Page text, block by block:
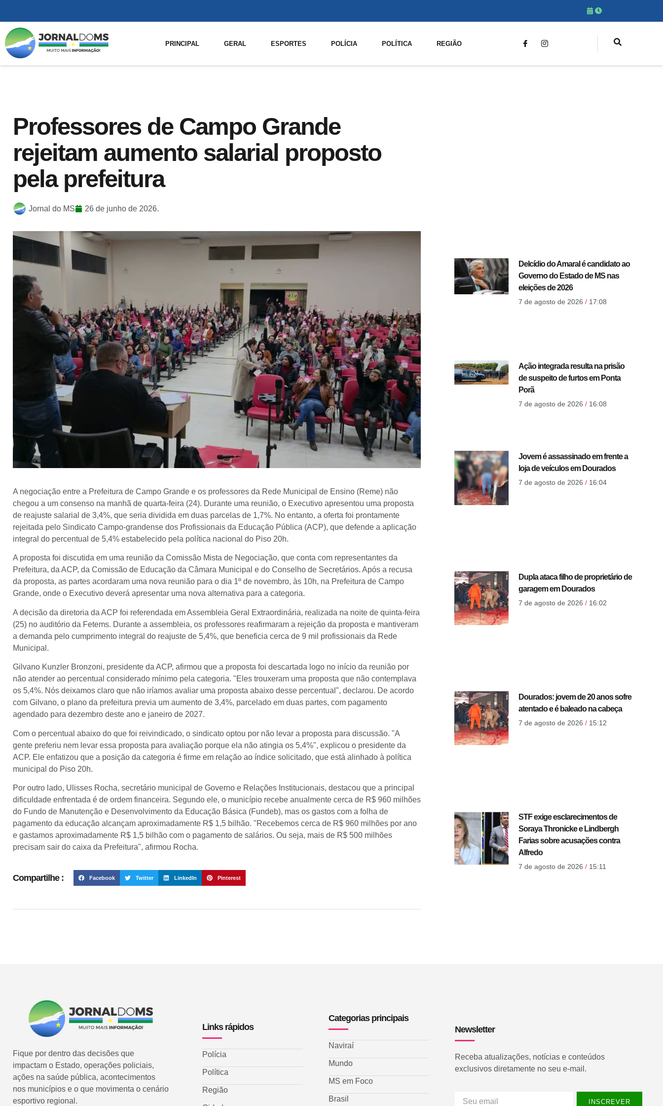
PRINCIPAL GERAL ESPORTES POLÍCIA POLÍTICA REGIÃO
Professores de Campo Grande
rejeitam aumento salarial proposto
pela prefeitura
Jornal do MS 26 de junho de 2026.
A negociação entre a Prefeitura de Campo Grande e os professores da Rede Municipal de Ensino (Reme) não
chegou a um consenso na manhã de quarta-feira (24). Durante uma reunião, o Executivo apresentou uma proposta
de reajuste salarial de 3,4%, que seria dividida em duas parcelas de 1,7%. No entanto, a oferta foi prontamente
rejeitada pelo Sindicato Campo-grandense dos Profissionais da Educação Pública (ACP), que defende a aplicação
integral do percentual de 5,4% estabelecido pela política nacional do Piso 20h.
A proposta foi discutida em uma reunião da Comissão Mista de Negociação, que conta com representantes da
Prefeitura, da ACP, da Comissão de Educação da Câmara Municipal e do Conselho de Secretários. Após a recusa
da proposta, as partes acordaram uma nova reunião para o dia 1º de novembro, às 10h, na Prefeitura de Campo
Grande, onde o Executivo deverá apresentar uma nova alternativa para a categoria.
A decisão da diretoria da ACP foi referendada em Assembleia Geral Extraordinária, realizada na noite de quinta-feira
(25) no auditório da Fetems. Durante a assembleia, os professores reafirmaram a rejeição da proposta e mantiveram
a demanda pelo cumprimento integral do reajuste de 5,4%, que beneficia cerca de 9 mil profissionais da Rede
Municipal.
Gilvano Kunzler Bronzoni, presidente da ACP, afirmou que a proposta foi descartada logo no início da reunião por
não atender ao percentual considerado mínimo pela categoria. "Eles trouxeram uma proposta que não contemplava
os 5,4%. Nós deixamos claro que não iríamos avaliar uma proposta abaixo desse percentual", declarou. De acordo
com Gilvano, o plano da prefeitura previa um aumento de 3,4%, parcelado em duas partes, com pagamento
agendado para dezembro deste ano e janeiro de 2027.
Com o percentual abaixo do que foi reivindicado, o sindicato optou por não levar a proposta para discussão. "A
gente preferiu nem levar essa proposta para avaliação porque ela não atingia os 5,4%", explicou o presidente da
ACP. Ele enfatizou que a posição da categoria é firme em relação ao índice solicitado, que está alinhado à política
municipal do Piso 20h.
Por outro lado, Ulisses Rocha, secretário municipal de Governo e Relações Institucionais, destacou que a principal
dificuldade enfrentada é de ordem financeira. Segundo ele, o município recebe anualmente cerca de R$ 960 milhões
do Fundo de Manutenção e Desenvolvimento da Educação Básica (Fundeb), mas os gastos com a folha de
pagamento da educação alcançam aproximadamente R$ 1,5 bilhão. "Recebemos cerca de R$ 960 milhões por ano
e gastamos aproximadamente R$ 1,5 bilhão com o pagamento de salários. Ou seja, mais de R$ 500 milhões
precisam sair do caixa da Prefeitura", afirmou Rocha.
Compartilhe : Facebook Twitter LinkedIn Pinterest
Delcídio do Amaral é candidato ao
Governo do Estado de MS nas
eleições de 2026
7 de agosto de 2026 17:08
Ação integrada resulta na prisão
de suspeito de furtos em Ponta
Porã
7 de agosto de 2026 16:08
Jovem é assassinado em frente a
loja de veículos em Dourados
7 de agosto de 2026 16:04
Dupla ataca filho de proprietário de
garagem em Dourados
7 de agosto de 2026 16:02
Dourados: jovem de 20 anos sofre
atentado e é baleado na cabeça
7 de agosto de 2026 15:12
STF exige esclarecimentos de
Soraya Thronicke e Lindbergh
Farias sobre acusações contra
Alfredo
7 de agosto de 2026 15:11
Fique por dentro das decisões que
impactam o Estado, operações policiais,
ações na saúde pública, acontecimentos
nos municípios e o que movimenta o cenário
esportivo regional.
Links rápidos
Polícia
Política
Região
Categorias principais
Naviraí
Mundo
MS em Foco
Brasil
Newsletter
Receba atualizações, notícias e conteúdos
exclusivos diretamente no seu e-mail.
INSCREVER